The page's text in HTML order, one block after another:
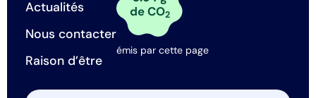
Actualités
Nous contacter
Raison d’être
de CO2
émis par cette page